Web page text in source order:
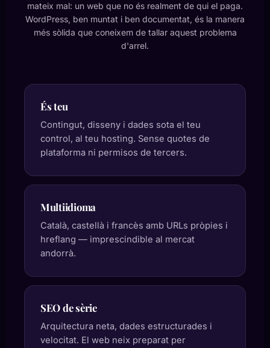
mateix mal: un web que no és realment de qui el paga.
WordPress, ben muntat i ben documentat, és la manera
més sòlida que coneixem de tallar aquest problema
d'arrel.
És teu
Contingut, disseny i dades sota el teu
control, al teu hosting. Sense quotes de
plataforma ni permisos de tercers.
Multiidioma
Català, castellà i francès amb URLs pròpies i
hreflang — imprescindible al mercat
andorrà.
SEO de sèrie
Arquitectura neta, dades estructurades i
velocitat. El web neix preparat per